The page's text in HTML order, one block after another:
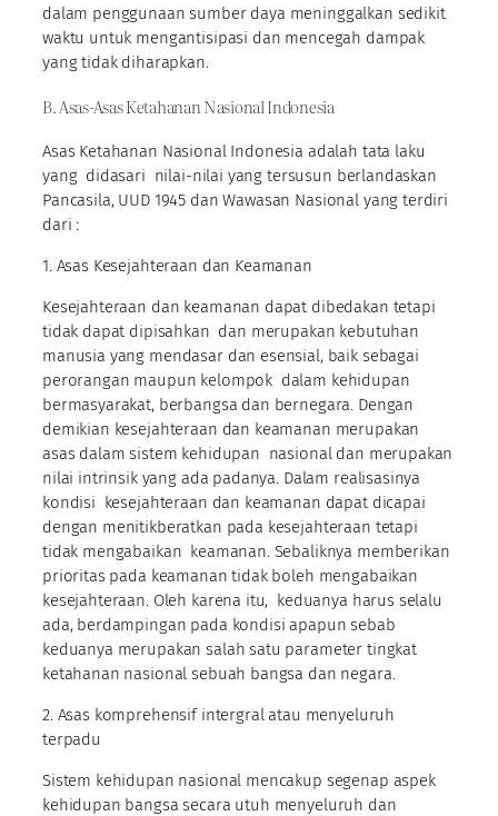
dalam penggunaan sumber daya meninggalkan sedikit
waktu untuk mengantisipasi dan mencegah dampak
yang tidak diharapkan.
B. Asas-Asas Ketahanan Nasional Indonesia
Asas Ketahanan Nasional Indonesia adalah tata laku
yang didasari nilai-nilai yang tersusun berlandaskan
Pancasila, UUD 1945 dan Wawasan Nasional yang terdiri
dari :
1. Asas Kesejahteraan dan Keamanan
Kesejahteraan dan keamanan dapat dibedakan tetapi
tidak dapat dipisahkan dan merupakan kebutuhan
manusia yang mendasar dan esensial, baik sebagai
perorangan maupun kelompok dalam kehidupan
bermasyarakat, berbangsa dan bernegara. Dengan
demikian kesejahteraan dan keamanan merupakan
asas dalam sistem kehidupan nasional dan merupakan
nilai intrinsik yang ada padanya. Dalam realisasinya
kondisi kesejahteraan dan keamanan dapat dicapai
dengan menitikberatkan pada kesejahteraan tetapi
tidak mengabaikan keamanan. Sebaliknya memberikan
prioritas pada keamanan tidak boleh mengabaikan
kesejahteraan. Oleh karena itu, keduanya harus selalu
ada, berdampingan pada kondisi apapun sebab
keduanya merupakan salah satu parameter tingkat
ketahanan nasional sebuah bangsa dan negara.
2. Asas komprehensif intergral atau menyeluruh
terpadu
Sistem kehidupan nasional mencakup segenap aspek
kehidupan bangsa secara utuh menyeluruh dan